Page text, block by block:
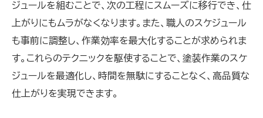
ジュールを組むことで、次の工程にスムーズに移行でき、仕
上がりにもムラがなくなります。また、職人のスケジュール
も事前に調整し、作業効率を最大化することが求められま
す。これらのテクニックを駆使することで、塗装作業のスケ
ジュールを最適化し、時間を無駄にすることなく、高品質な
仕上がりを実現できます。